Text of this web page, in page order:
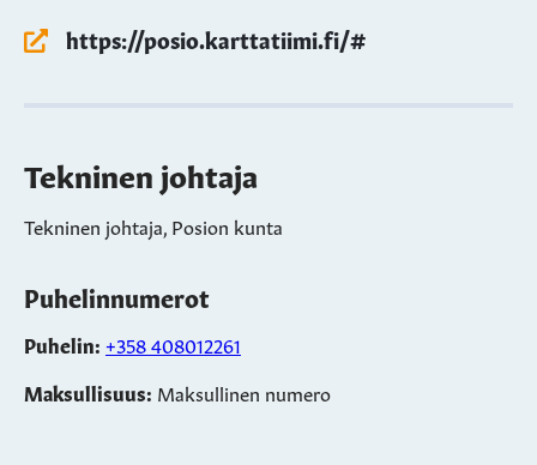
https://posio.karttatiimi.fi/#
Tekninen johtaja
Tekninen johtaja, Posion kunta
Puhelinnumerot
Puhelin: +358 408012261
Maksullisuus: Maksullinen numero